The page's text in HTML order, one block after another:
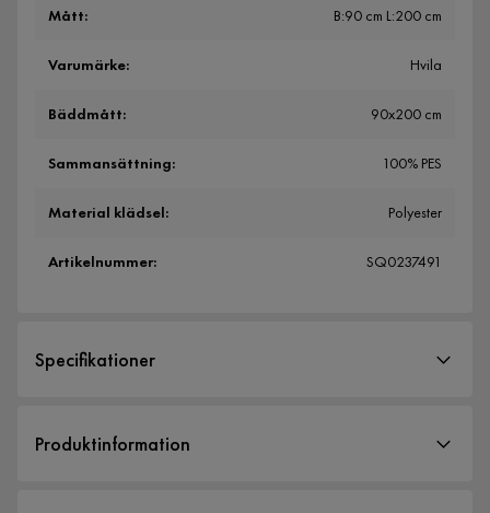
Mått: B:90 cm L:200 cm
Varumärke: Hvila
Bäddmått: 90x200 cm
Sammansättning: 100% PES
Material klädsel: Polyester
Artikelnummer: SQ0237491
Specifikationer
Storlek
Produktinformation